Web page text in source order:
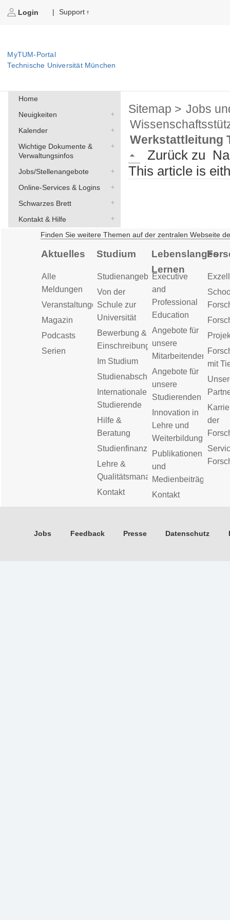
Login | Support
MyTUM-Portal
Technische Universität München
Home
Neuigkeiten
Kalender
Wichtige Dokumente &
Verwaltungsinfos
Jobs/Stellenangebote
Online-Services & Logins
Schwarzes Brett
Kontakt & Hilfe
Sitemap > Jobs
Werkstattleitung
Zurück zu
This article is
Finden Sie weitere Themen auf der zentralen Webseite
Aktuelles
Alle
Meldungen
Veranstaltungen
Magazin
Podcasts
Serien
Studium
Studienangebot
Von der
Schule zur
Universität
Bewerbung &
Einschreibung
Im Studium
Studienabschluss
Internationale
Studierende
Hilfe &
Beratung
Studienfinanzierung
Lehre &
Qualitätsmanagement
Kontakt
Lebenslanges
Lernen
Executive
and
Professional
Education
Angebote für
unsere
Mitarbeitenden
Angebote für
unsere
Studierenden
Innovation in
Lehre und
Weiterbildung
Publikationen
und
Medienbeiträge
Kontakt
mit
der
Jobs Feedback Presse Datenschutz